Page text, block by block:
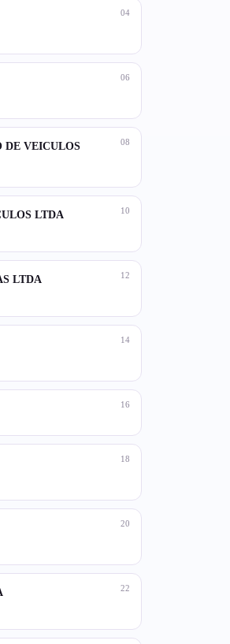
04
06
08
DE VEICULOS
10
LTDA
12
LTDA
14
16
18
20
22